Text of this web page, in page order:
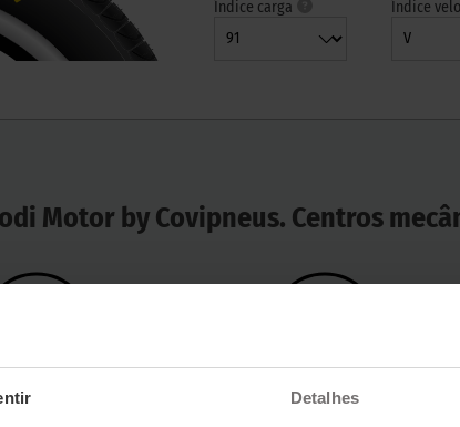
Detalhes
Índice carga Índice
Motor by Covipneus. Centros